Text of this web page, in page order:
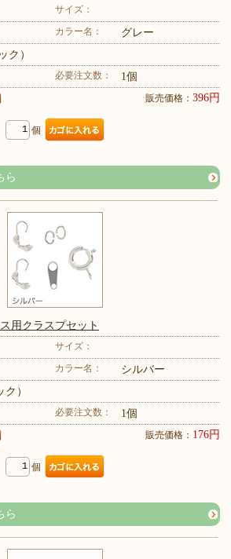
サイズ：
カラー名： グレー
ク）
必要注文数： 1個
販売価格： 396円
個
ら
用クラスプセット
サイズ：
カラー名： シルバー
）
必要注文数： 1個
販売価格： 176円
個
ら